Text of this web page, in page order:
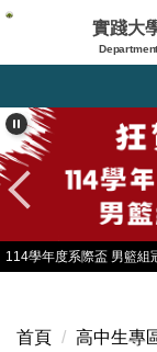
跳
主
內
容
區
實踐大
114學年度系際盃 男籃組
首頁 高中生專